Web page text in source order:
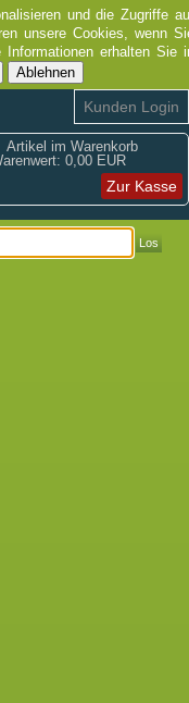
und die Zugriffe
unsere Cookies, wenn
erhalten Sie
Ablehnen
Artikel im Warenkorb
0,00 EUR
Zur Kasse
Kunden Login
Los